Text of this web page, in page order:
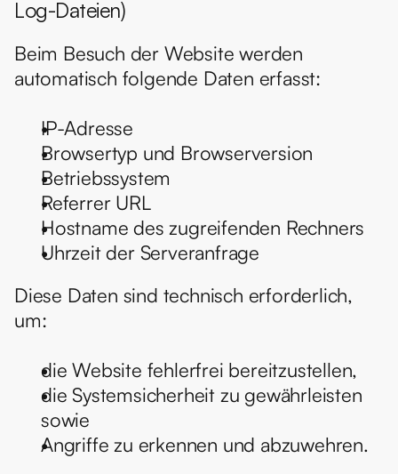
Log-Dateien)
Beim Besuch der Website werden
automatisch folgende Daten erfasst:
IP-Adresse
Browsertyp und Browserversion
Betriebssystem
Referrer URL
Hostname des zugreifenden Rechners
Uhrzeit der Serveranfrage
Diese Daten sind technisch erforderlich,
um:
die Website fehlerfrei bereitzustellen,
die Systemsicherheit zu gewährleisten
sowie
Angriffe zu erkennen und abzuwehren.